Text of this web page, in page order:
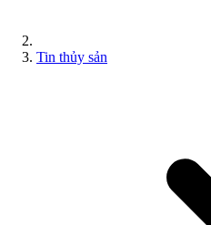
Tin thủy sản